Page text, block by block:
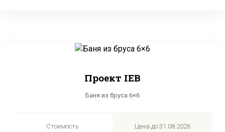
Проект IEB
Баня из бруса 6×6
Стоимость Цена до 31.08.2026